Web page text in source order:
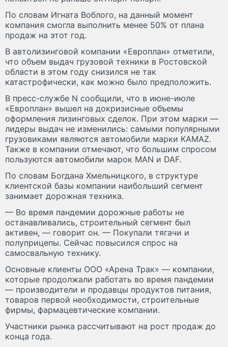
По словам Игната Воблого, на данный момент
компания смогла выполнить менее 50% от плана
продаж на этот год.
В автолизинговой компании «Европлан» отметили,
что объем выдач грузовой техники в Ростовской
области в этом году снизился не так
катастрофически, как можно было предположить.
В пресс-службе N сообщили, что в июне-июле
«Европлан» вышел на докризисные объемы
оформления лизинговых сделок. При этом марки —
лидеры выдач не изменились: самыми популярными
грузовиками являются автомобили марки KAMAZ.
Также в компании отмечают, что большим спросом
пользуются автомобили марок MAN и DAF.
По словам Богдана Хмельницкого, в структуре
клиентской базы компании наибольший сегмент
занимает дорожная техника.
— Во время пандемии дорожные работы не
останавливались, строительный сегмент был
активен, — говорит он. — Покупали тягачи и
полуприцепы. Сейчас повысился спрос на
самосвальную технику.
Основные клиенты ООО «Арена Трак» — компании,
которые продолжали работать во время пандемии
— производители и продавцы продуктов питания,
товаров первой необходимости, строительные
фирмы, фармацевтические компании.
Участники рынка рассчитывают на рост продаж до
конца года.